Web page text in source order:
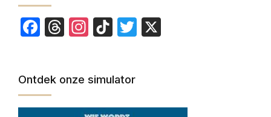
Facebook
Threads
Instagram
TikTokTwitter
Ontdek onze simulator